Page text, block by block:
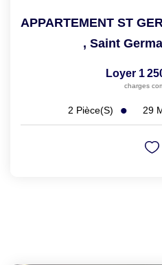
, Saint
Loyer 1
charges
2 Pièce(s) 29